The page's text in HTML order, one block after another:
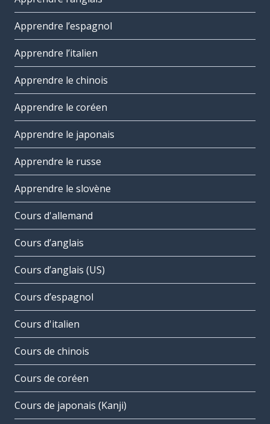
Apprendre l’espagnol
Apprendre l’italien
Apprendre le chinois
Apprendre le coréen
Apprendre le japonais
Apprendre le russe
Apprendre le slovène
Cours d'allemand
Cours d’anglais
Cours d’anglais (US)
Cours d’espagnol
Cours d'italien
Cours de chinois
Cours de coréen
Cours de japonais (Kanji)